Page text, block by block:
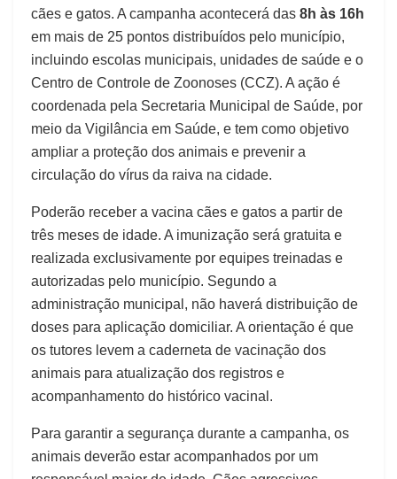
cães e gatos. A campanha acontecerá das 8h às 16h
em mais de 25 pontos distribuídos pelo município,
incluindo escolas municipais, unidades de saúde e o
Centro de Controle de Zoonoses (CCZ). A ação é
coordenada pela Secretaria Municipal de Saúde, por
meio da Vigilância em Saúde, e tem como objetivo
ampliar a proteção dos animais e prevenir a
circulação do vírus da raiva na cidade.
Poderão receber a vacina cães e gatos a partir de
três meses de idade. A imunização será gratuita e
realizada exclusivamente por equipes treinadas e
autorizadas pelo município. Segundo a
administração municipal, não haverá distribuição de
doses para aplicação domiciliar. A orientação é que
os tutores levem a caderneta de vacinação dos
animais para atualização dos registros e
acompanhamento do histórico vacinal.
Para garantir a segurança durante a campanha, os
animais deverão estar acompanhados por um